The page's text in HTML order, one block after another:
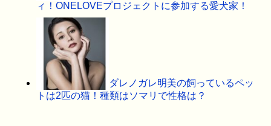
ィ！ONELOVEプロジェクトに参加する愛犬家！
ダレノガレ明美の飼っているペッ
トは2匹の猫！種類はソマリで性格は？